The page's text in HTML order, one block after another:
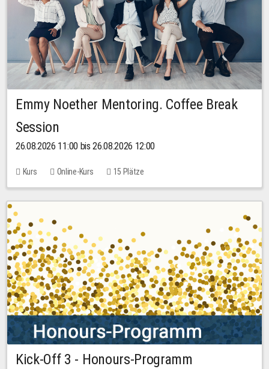
Emmy Noether Mentoring. Coffee Break
Session
26.08.2026 11:00 bis 26.08.2026 12:00
Kurs Online-Kurs 15 Plätze
Kick-Off 3 - Honours-Programm